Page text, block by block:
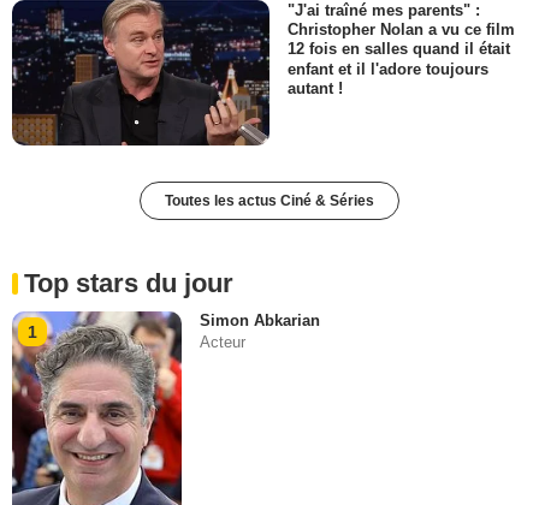
"J'ai traîné mes parents" :
Christopher Nolan a vu ce film
12 fois en salles quand il était
enfant et il l'adore toujours
autant !
Toutes les actus Ciné & Séries
Top stars du jour
1
Simon Abkarian
Acteur